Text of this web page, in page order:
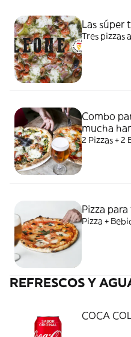
Las súper
Tres pizzas
Combo
mucha
2 Pizzas + 2
Pizza
Pizza +
REFRESCOS Y
COCA